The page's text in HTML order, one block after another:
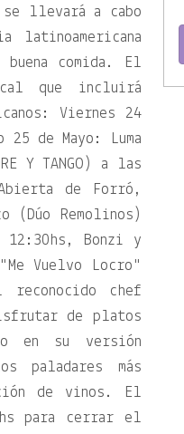
llevará a cabo
latinoamericana
comida. El
que incluirá
Viernes 24
25 de Mayo: Luma
Y TANGO) a las
de Forró,
(Dúo Remolinos)
12:30hs, Bonzi y
Me Vuelvo Locro
reconocido chef
de platos
en su versión
paladares más
de vinos. El
para cerrar el